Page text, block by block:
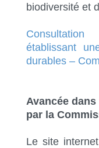
biodiversité et
établissant
durables –
Avancée
par la
Le site